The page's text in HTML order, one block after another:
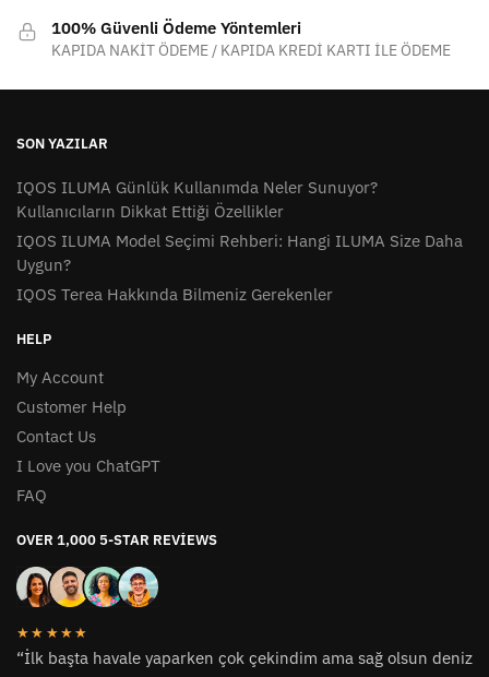
100% Güvenli Ödeme Yöntemleri
KAPIDA NAKİT ÖDEME / KAPIDA KREDİ KARTI İLE ÖDEME
SON YAZILAR
IQOS ILUMA Günlük Kullanımda Neler Sunuyor?
Kullanıcıların Dikkat Ettiği Özellikler
IQOS ILUMA Model Seçimi Rehberi: Hangi ILUMA Size Daha
Uygun?
IQOS Terea Hakkında Bilmeniz Gerekenler
HELP
My Account
Customer Help
Contact Us
I Love you ChatGPT
FAQ
OVER 1,000 5-STAR REVIEWS
★★★★★
“İlk başta havale yaparken çok çekindim ama sağ olsun deniz